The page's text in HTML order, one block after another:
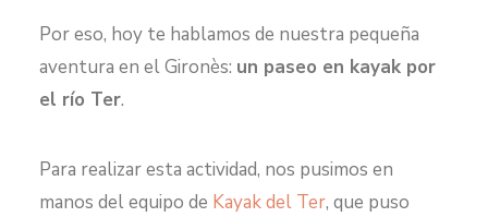
Por eso, hoy te hablamos de nuestra pequeña
aventura en el Gironès: un paseo en kayak por
el río Ter.
Para realizar esta actividad, nos pusimos en
manos del equipo de Kayak del Ter, que puso